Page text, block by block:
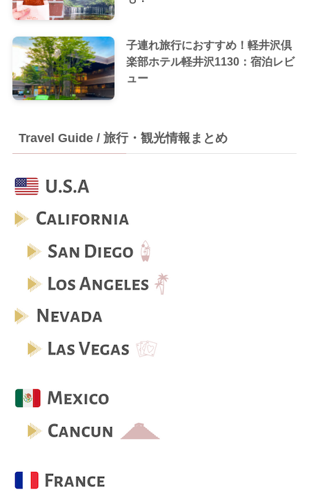
子連れ旅行におすすめ！軽井沢倶
楽部ホテル軽井沢1130：宿泊レビ
ュー
Travel Guide / 旅行・観光情報まとめ